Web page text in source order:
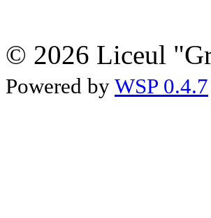
© 2026 Liceul
Powered by WSP 0.4.7